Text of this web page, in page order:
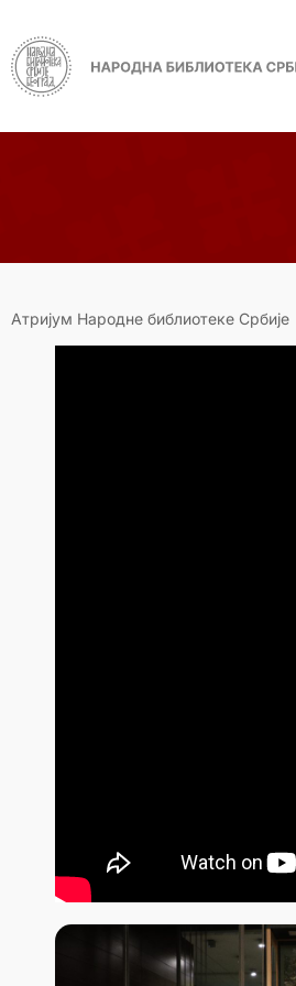
Атријум Народне библиотеке Србије